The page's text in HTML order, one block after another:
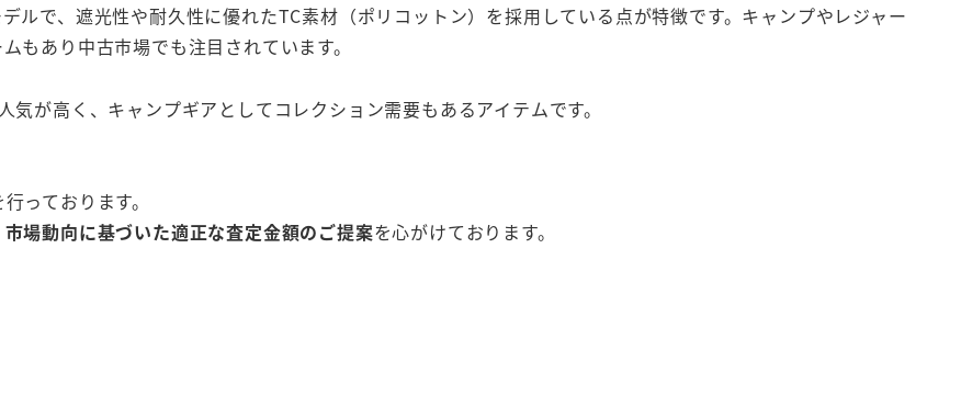
ルで、遮光性や耐久性に優れたTC素材（ポリコットン）を採用している点が特徴です。キャンプやレジャー
もあり中古市場でも注目されています。
が高く、キャンプギアとしてコレクション需要もあるアイテムです。
行っております。
市場動向に基づいた適正な査定金額のご提案を心がけております。